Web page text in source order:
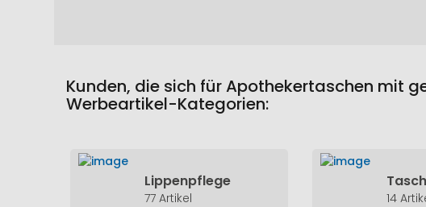
Kunden, die sich für Apothekertaschen mit
Werbeartikel-Kategorien:
Lippenpflege
77 Artikel 14